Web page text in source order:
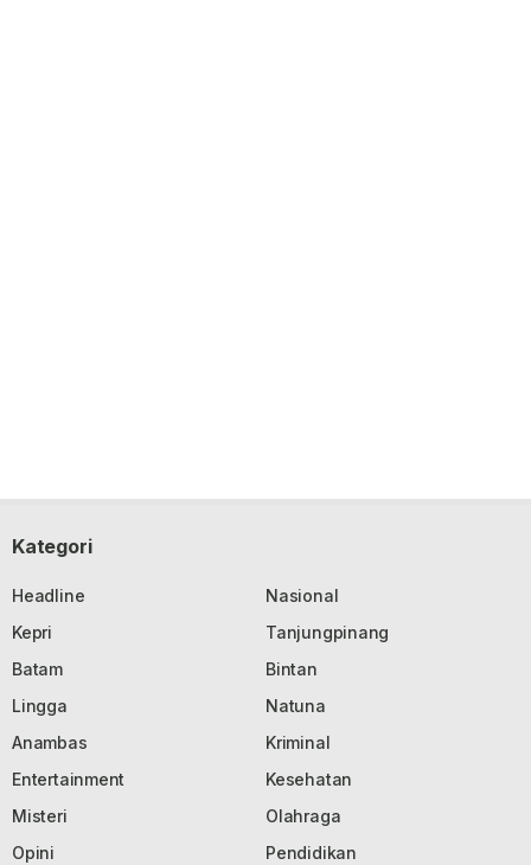
Kategori
Headline
Nasional
Kepri
Tanjungpinang
Batam
Bintan
Lingga
Natuna
Anambas
Kriminal
Entertainment
Kesehatan
Misteri
Olahraga
Opini
Pendidikan